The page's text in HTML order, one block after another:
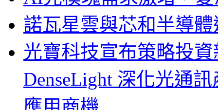
諾瓦星雲與芯和半導
光寶科技宣布策略投
DenseLight 深化光通